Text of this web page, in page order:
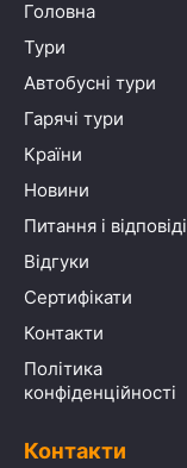
Головна
Тури
Автобусні тури
Гарячі тури
Країни
Новини
Питання і відповіді
Відгуки
Сертифікати
Контакти
Політика
конфіденційності
Контакти